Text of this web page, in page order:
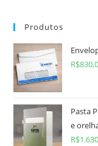
Produtos
R$
Pasta
e
R$